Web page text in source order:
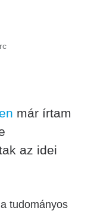
már írtam
az idei
tudományos